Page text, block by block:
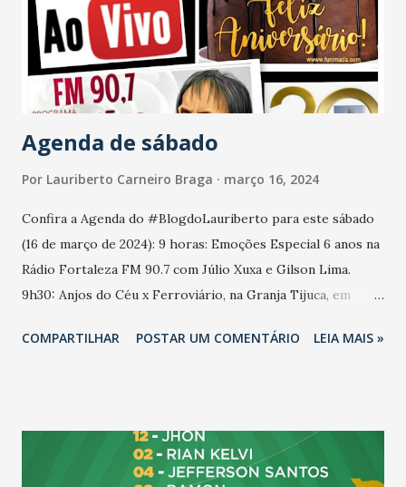
Agenda de sábado
Por Lauriberto Carneiro Braga março 16, 2024
Confira a Agenda do #BlogdoLauriberto para este sábado
(16 de março de 2024): 9 horas: Emoções Especial 6 anos na
Rádio Fortaleza FM 90.7 com Júlio Xuxa e Gilson Lima.
9h30: Anjos do Céu x Ferroviário, na Granja Tijuca, em
Calouros do Ar x Aliança, na Granja Tijuca, em Fortaleza,
no Centro de Treinamento do Floresta, em Fortaleza, pela
3ª Rodada do Cearensão 2024 Sub 17. 15h30: Atlético x Santa
COMPARTILHAR POSTAR UM COMENTÁRIO LEIA MAIS »